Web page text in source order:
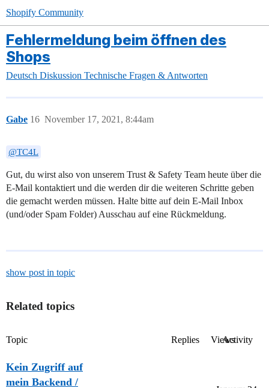
Shopify Community
Fehlermeldung beim öffnen des
Shops
Deutsch Diskussion Technische Fragen & Antworten
Gabe November 17, 2021, 8:44am
16
@TC4L
Gut, du wirst also von unserem Trust & Safety Team heute über die
E-Mail kontaktiert und die werden dir die weiteren Schritte geben
die gemacht werden müssen. Halte bitte auf dein E-Mail Inbox
(und/oder Spam Folder) Ausschau auf eine Rückmeldung.
show post in topic
Related topics
Topic Replies ViewsActivity
Kein Zugriff auf
mein Backend /